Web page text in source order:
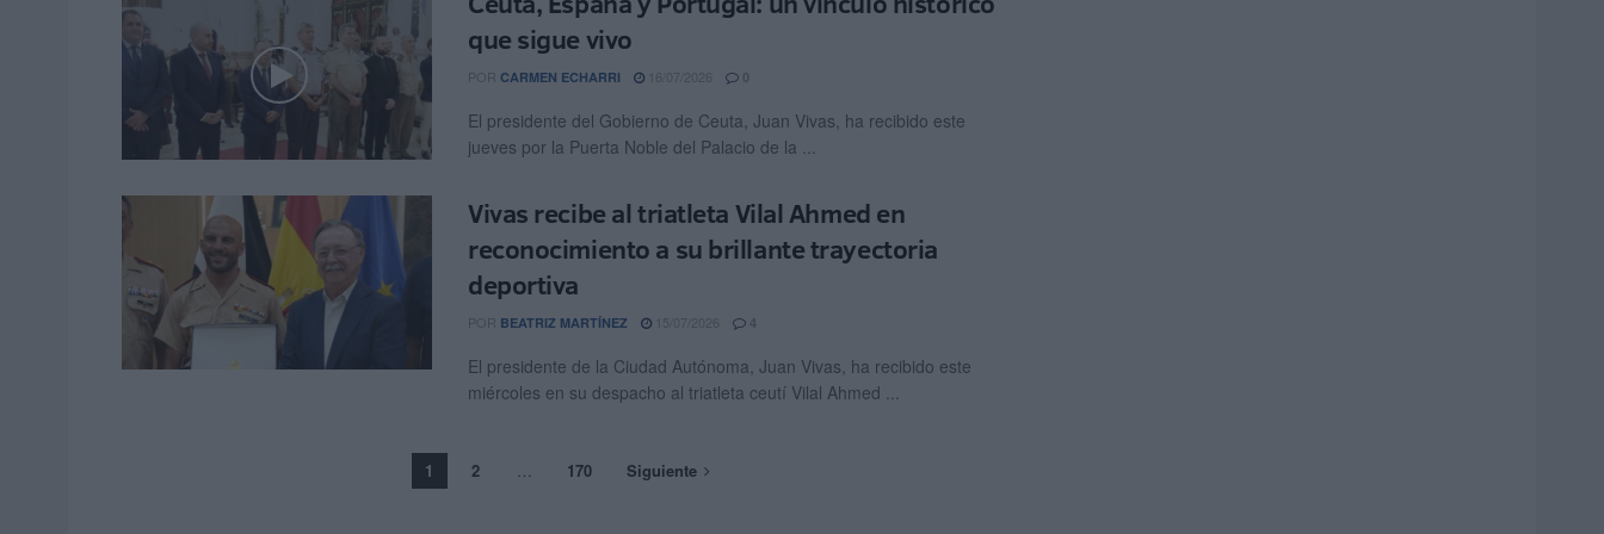
que sigue vivo
POR CARMEN ECHARRI 16/07/2026 0
El presidente del Gobierno de Ceuta, Juan Vivas, ha recibido este
jueves por la Puerta Noble del Palacio de la ...
Vivas recibe al triatleta Vilal Ahmed en
reconocimiento a su brillante trayectoria
deportiva
POR BEATRIZ MARTÍNEZ 15/07/2026 4
El presidente de la Ciudad Autónoma, Juan Vivas, ha recibido este
miércoles en su despacho al triatleta ceutí Vilal Ahmed ...
1 2 … 170 Siguiente